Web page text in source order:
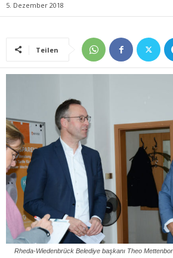
5. Dezember 2018
Teilen
Rheda-Wiedenbrück Belediye başkanı Theo